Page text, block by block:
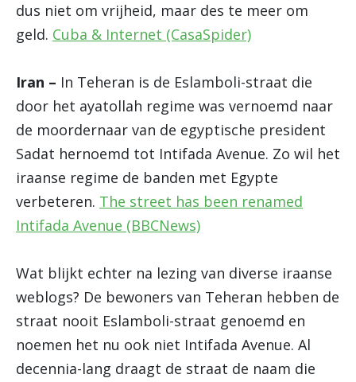
dus niet om vrijheid, maar des te meer om
geld. Cuba & Internet (CasaSpider)
Iran – In Teheran is de Eslamboli-straat die
door het ayatollah regime was vernoemd naar
de moordernaar van de egyptische president
Sadat hernoemd tot Intifada Avenue. Zo wil het
iraanse regime de banden met Egypte
verbeteren. The street has been renamed
Intifada Avenue (BBCNews)
Wat blijkt echter na lezing van diverse iraanse
weblogs? De bewoners van Teheran hebben de
straat nooit Eslamboli-straat genoemd en
noemen het nu ook niet Intifada Avenue. Al
decennia-lang draagt de straat de naam die